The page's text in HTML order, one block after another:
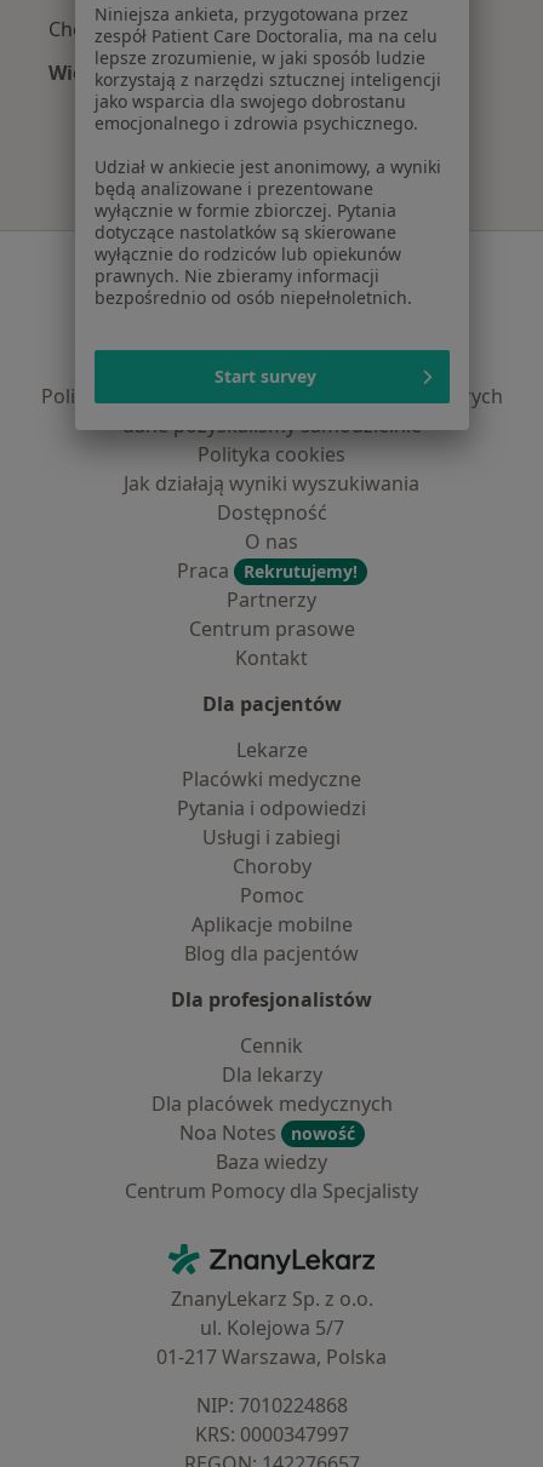
Choroby naczyń w Bielanach Wrocławskich
Więcej (13)
Więcej w kategorii: Najczęście leczone
Serwis
Regulamin
Polityka prywatności profesjonalistów
Polityka prywatności dla profesjonalistów, których
dane pozyskaliśmy samodzielnie
Polityka cookies
Jak działają wyniki wyszukiwania
Dostępność
O nas
Praca
Rekrutujemy!
Partnerzy
Centrum prasowe
Kontakt
Dla pacjentów
Lekarze
Placówki medyczne
Pytania i odpowiedzi
Usługi i zabiegi
Choroby
Pomoc
Aplikacje mobilne
Blog dla pacjentów
Dla profesjonalistów
Cennik
Dla lekarzy
Dla placówek medycznych
Noa Notes
nowość
Baza wiedzy
Centrum Pomocy dla Specjalisty
ZnanyLekarz - Strona główna
ZnanyLekarz Sp. z o.o.
ul. Kolejowa 5/7
01-217 Warszawa, Polska
NIP: ⁠7010224868
KRS: ⁠0000347997
Niniejsza ankieta, przygotowana przez
zespół Patient Care Doctoralia, ma na celu
lepsze zrozumienie, w jaki sposób ludzie
korzystają z narzędzi sztucznej inteligencji
jako wsparcia dla swojego dobrostanu
emocjonalnego i zdrowia psychicznego.
Udział w ankiecie jest anonimowy, a wyniki
będą analizowane i prezentowane
wyłącznie w formie zbiorczej. Pytania
dotyczące nastolatków są skierowane
wyłącznie do rodziców lub opiekunów
prawnych. Nie zbieramy informacji
bezpośrednio od osób niepełnoletnich.
Start survey